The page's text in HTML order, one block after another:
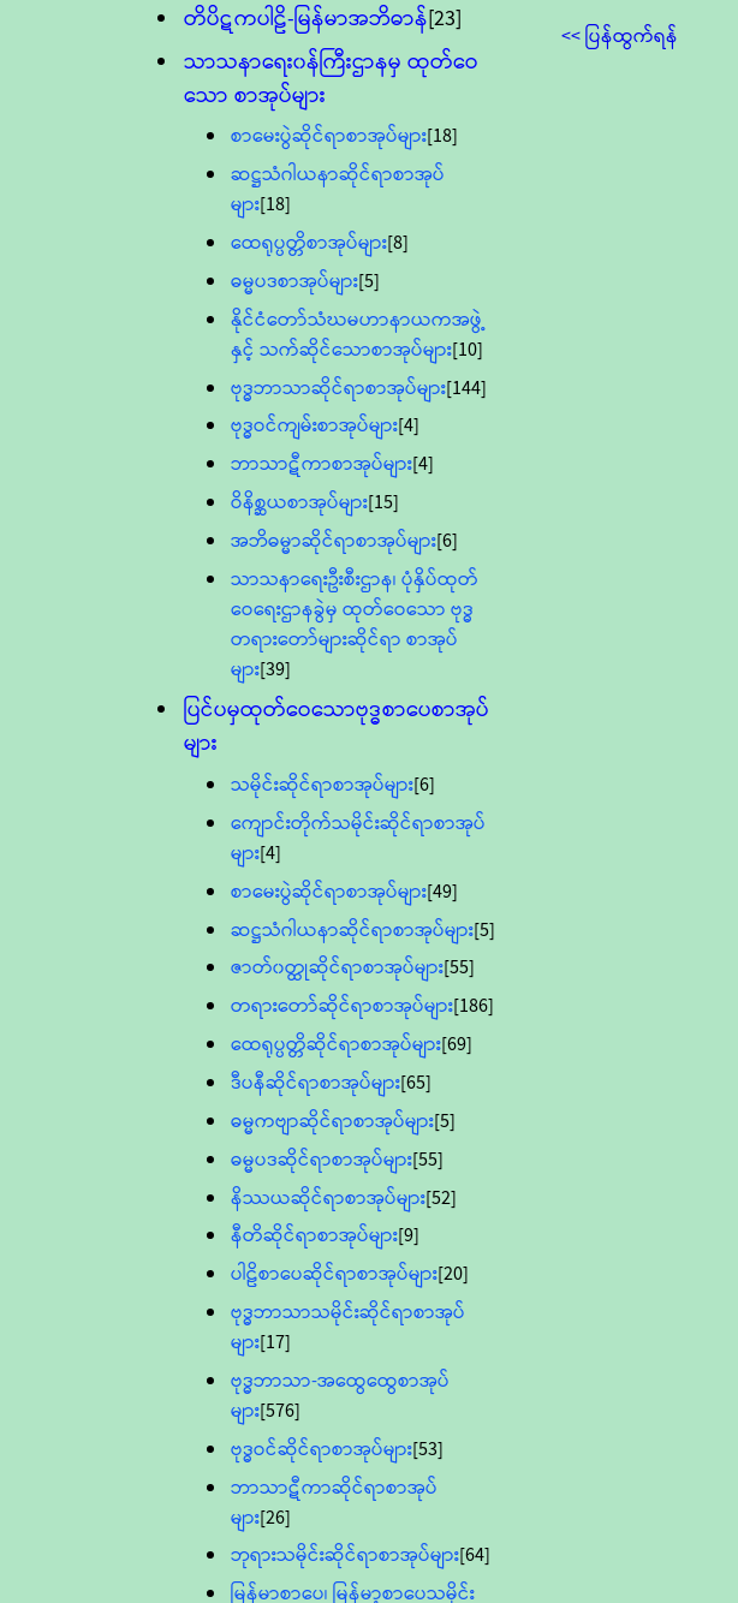
တိပိဋကပါဠိ-မြန်မာအဘိဓာန်[23]
သာသနာရေး၀န်ကြီးဌာနမှ ထုတ်ဝေ
သော စာအုပ်များ
စာမေးပွဲဆိုင်ရာစာအုပ်များ[18]
ဆဋ္ဌသံဂါယနာဆိုင်ရာစာအုပ်
များ[18]
ထေရုပ္ပတ္တိစာအုပ်များ[8]
ဓမ္မပဒစာအုပ်များ[5]
နိုင်ငံတော်သံဃမဟာနာယကအဖွဲ့
နှင့် သက်ဆိုင်သောစာအုပ်များ[10]
ဗုဒ္ဓဘာသာဆိုင်ရာစာအုပ်များ[144]
ဗုဒ္ဓဝင်ကျမ်းစာအုပ်များ[4]
ဘာသာဋီကာစာအုပ်များ[4]
ဝိနိစ္ဆယစာအုပ်များ[15]
အဘိဓမ္မာဆိုင်ရာစာအုပ်များ[6]
သာသနာရေးဦးစီးဌာန၊ ပုံနှိပ်ထုတ်
ဝေရေးဌာနခွဲမှ ထုတ်ဝေသော ဗုဒ္ဓ
တရားတော်များဆိုင်ရာ စာအုပ်
များ[39]
ပြင်ပမှထုတ်ဝေသောဗုဒ္ဓစာပေစာအုပ်
များ
သမိုင်းဆိုင်ရာစာအုပ်များ[6]
ကျောင်းတိုက်သမိုင်းဆိုင်ရာစာအုပ်
များ[4]
စာမေးပွဲဆိုင်ရာစာအုပ်များ[49]
ဆဋ္ဌသံဂါယနာဆိုင်ရာစာအုပ်များ[5]
ဇာတ်၀တ္ထုဆိုင်ရာစာအုပ်များ[55]
တရားတော်ဆိုင်ရာစာအုပ်များ[186]
ထေရုပ္ပတ္တိဆိုင်ရာစာအုပ်များ[69]
ဒီပနီဆိုင်ရာစာအုပ်များ[65]
ဓမ္မကဗျာဆိုင်ရာစာအုပ်များ[5]
ဓမ္မပဒဆိုင်ရာစာအုပ်များ[55]
နိဿယဆိုင်ရာစာအုပ်များ[52]
နီတိဆိုင်ရာစာအုပ်များ[9]
ပါဠိစာပေဆိုင်ရာစာအုပ်များ[20]
ဗုဒ္ဓဘာသာသမိုင်းဆိုင်ရာစာအုပ်
များ[17]
ဗုဒ္ဓဘာသာ-အထွေထွေစာအုပ်
များ[576]
ဗုဒ္ဓဝင်ဆိုင်ရာစာအုပ်များ[53]
ဘာသာဋီကာဆိုင်ရာစာအုပ်
များ[26]
ဘုရားသမိုင်းဆိုင်ရာစာအုပ်များ[64]
မြန်မာစာပေ၊ မြန်မာ့စာပေသမိုင်း
<< ပြန်ထွက်ရန်